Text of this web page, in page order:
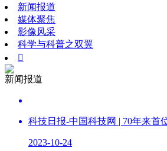
新闻报道
媒体聚焦
影像风采
科学与科普之双翼

新闻报道
科技日报-中国科技网 | 70年来首
2023-10-24